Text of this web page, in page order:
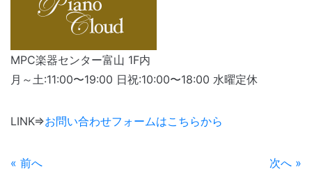
MPC楽器センター富山 1F内
月～土:11:00〜19:00 日祝:10:00〜18:00 水曜定休
LINK⇒お問い合わせフォームはこちらから
« 前へ 次へ »